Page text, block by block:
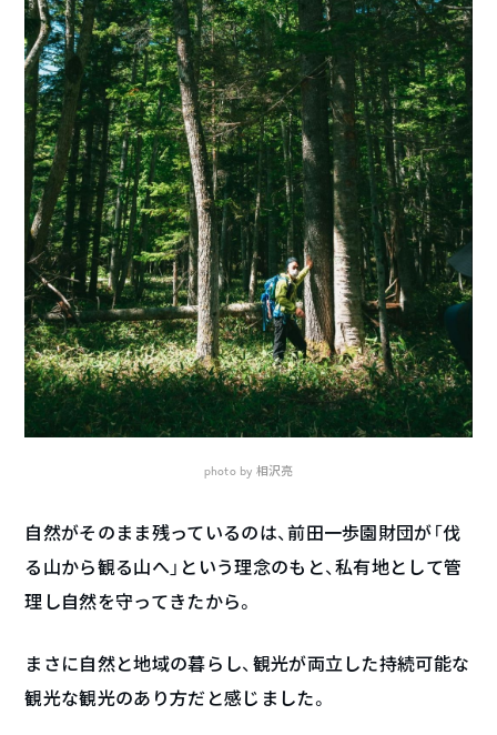
photo by 相沢亮
自然がそのまま残っているのは、前田一歩園財団が「伐
る山から観る山へ」という理念のもと、私有地として管
理し自然を守ってきたから。
まさに自然と地域の暮らし、観光が両立した持続可能な
観光な観光のあり方だと感じました。